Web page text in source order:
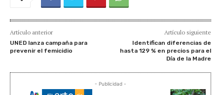
Artículo anterior
UNED lanza campaña para
prevenir el femicidio
Artículo siguiente
Identifican diferencias de
hasta 129 % en precios para el
Día de la Madre
- Publicidad -